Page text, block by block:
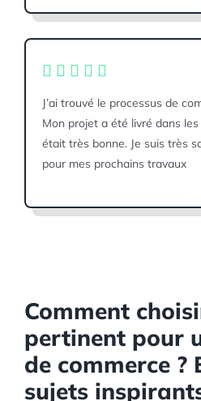
J’ai trouvé le processus de
Mon projet a été livré dans
était très bonne. Je suis très
pour mes prochains travaux
Comment
pertinent pour
de commerce ?
sujets